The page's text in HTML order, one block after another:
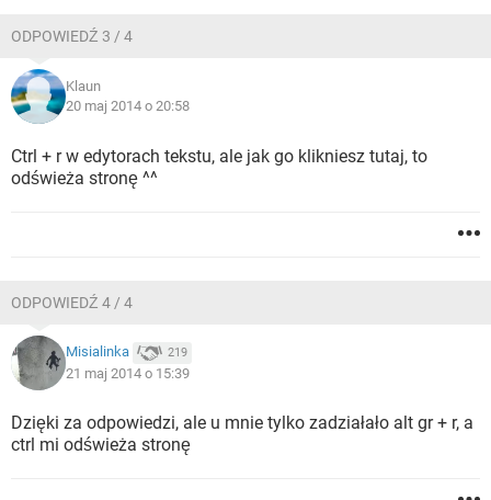
ODPOWIEDŹ 3 / 4
Klaun
20 maj 2014 o 20:58
Ctrl + r w edytorach tekstu, ale jak go klikniesz tutaj, to
odświeża stronę ^^
ODPOWIEDŹ 4 / 4
Misialinka 219
21 maj 2014 o 15:39
Dzięki za odpowiedzi, ale u mnie tylko zadziałało alt gr + r, a
ctrl mi odświeża stronę